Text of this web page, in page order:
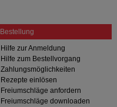
Bestellung
Hilfe zur Anmeldung
Hilfe zum Bestellvorgang
Zahlungsmöglichkeiten
Rezepte einlösen
Freiumschläge anfordern
Freiumschläge downloaden